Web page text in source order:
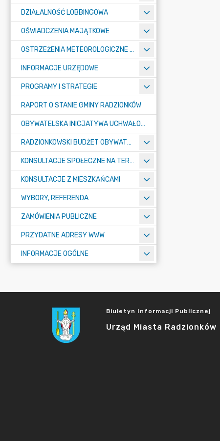
DZIAŁALNOŚĆ LOBBINGOWA
OŚWIADCZENIA MAJĄTKOWE
OSTRZEŻENIA METEOROLOGICZNE O ZŁYM STANIE POWIETRZA I INNE
INFORMACJE URZĘDOWE
PROGRAMY I STRATEGIE
RAPORT O STANIE GMINY RADZIONKÓW
OBYWATELSKA INICJATYWA UCHWAŁODAWCZA
RADZIONKOWSKI BUDŻET OBYWATELSKI
KONSULTACJE SPOŁECZNE NA TERENIE MIASTA RADZIONKÓW
KONSULTACJE Z MIESZKAŃCAMI
WYBORY, REFERENDA
ZAMÓWIENIA PUBLICZNE
PRZYDATNE ADRESY WWW
INFORMACJE OGÓLNE
Biuletyn Informacji Publicznej
Urząd Miasta Radzionków